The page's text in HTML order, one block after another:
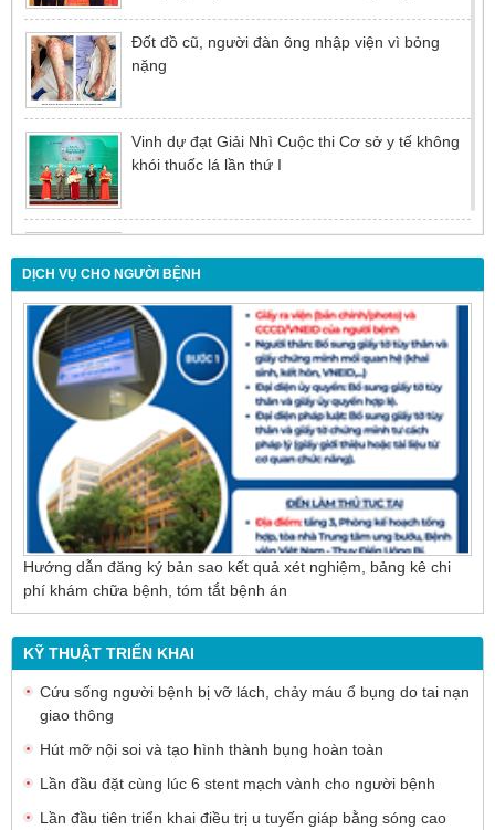
Đốt đồ cũ, người đàn ông nhập viện vì bỏng
nặng
Vinh dự đạt Giải Nhì Cuộc thi Cơ sở y tế không
khói thuốc lá lần thứ I
Đừng để tuổi tác là rào cản khiến việc điều trị bị
chậm trễ
Nội soi mật tụy ngược dòng – Giải pháp tối ưu
cho người bệnh sỏi ống mật chủ
DỊCH VỤ CHO NGƯỜI BỆNH
Hướng dẫn đăng ký bản sao kết quả xét nghiệm, bảng kê chi
phí khám chữa bệnh, tóm tắt bệnh án
KỸ THUẬT TRIỂN KHAI
Cứu sống người bệnh bị vỡ lách, chảy máu ổ bụng do tai nạn
giao thông
Hút mỡ nội soi và tạo hình thành bụng hoàn toàn
Lần đầu đặt cùng lúc 6 stent mạch vành cho người bệnh
Lần đầu tiên triển khai điều trị u tuyến giáp bằng sóng cao